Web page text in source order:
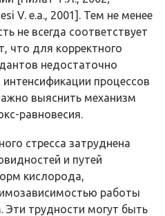
V. е.а., 2001]. Тем не менее
не всегда соответствует
что для корректного
недостаточно
процессов
выяснить механизм
равновесия.
стресса затруднена
и путей
кислорода,
работы
Эти трудности могут быть